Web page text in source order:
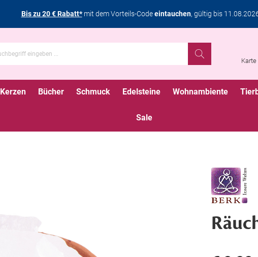
Bis zu 20 € Rabatt*mit dem Vorteils-Codeeintauchen, gültig bis
Kerzen Bücher Schmuck Edelsteine Wohnambiente
Sale